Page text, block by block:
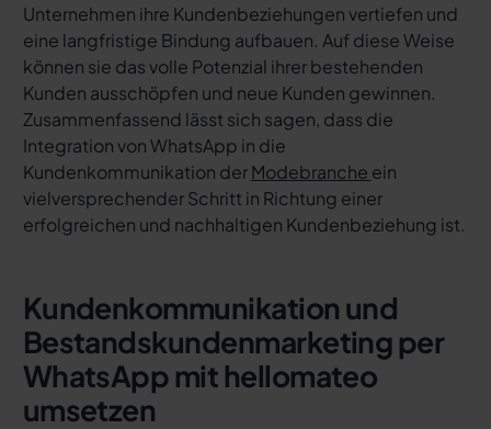
Unternehmen ihre Kundenbeziehungen vertiefen und
eine langfristige Bindung aufbauen. Auf diese Weise
können sie das volle Potenzial ihrer bestehenden
Kunden ausschöpfen und neue Kunden gewinnen.
Zusammenfassend lässt sich sagen, dass die
Integration von WhatsApp in die
Kundenkommunikation derModebranche ein
vielversprechender Schritt in Richtung einer
erfolgreichen und nachhaltigen Kundenbeziehung ist.
Kundenkommunikation und
Bestandskundenmarketing per
WhatsApp mit hellomateo
umsetzen